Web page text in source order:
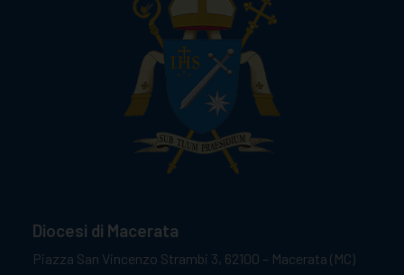
Diocesi di Macerata
Piazza San Vincenzo Strambi 3, 62100 – Macerata (MC)